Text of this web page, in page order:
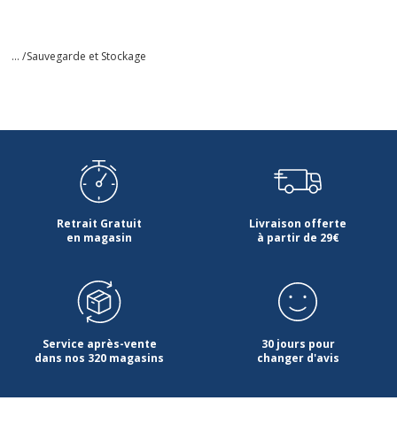
... /Sauvegarde et Stockage
Retrait Gratuit
en magasin
Livraison offerte
à partir de 29€
Service après-vente
dans nos 320 magasins
30 jours pour
changer d'avis